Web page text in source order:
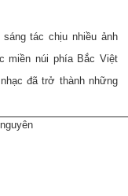
tác chịu nhiều ảnh
miền núi phía Bắc Việt
đã trở thành những